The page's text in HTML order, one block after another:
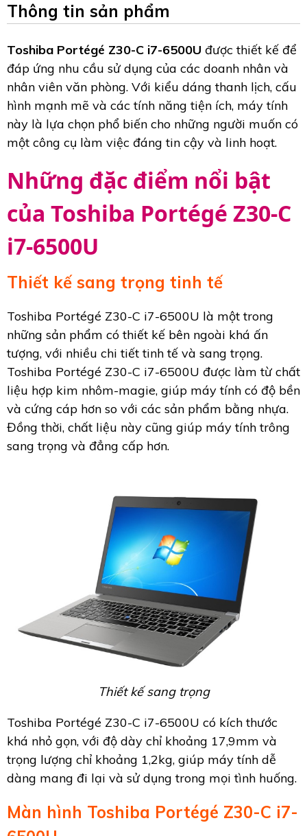
Thông tin sản phẩm
Toshiba Portégé Z30-C i7-6500U được thiết kế để
đáp ứng nhu cầu sử dụng của các doanh nhân và
nhân viên văn phòng. Với kiểu dáng thanh lịch, cấu
hình mạnh mẽ và các tính năng tiện ích, máy tính
này là lựa chọn phổ biến cho những người muốn có
một công cụ làm việc đáng tin cậy và linh hoạt.
Những đặc điểm nổi bật
của Toshiba Portégé Z30-C
i7-6500U
Thiết kế sang trọng tinh tế
Toshiba Portégé Z30-C i7-6500U là một trong
những sản phẩm có thiết kế bên ngoài khá ấn
tượng, với nhiều chi tiết tinh tế và sang trọng.
Toshiba Portégé Z30-C i7-6500U được làm từ chất
liệu hợp kim nhôm-magie, giúp máy tính có độ bền
và cứng cáp hơn so với các sản phẩm bằng nhựa.
Đồng thời, chất liệu này cũng giúp máy tính trông
sang trọng và đẳng cấp hơn.
Thiết kế sang trọng
Toshiba Portégé Z30-C i7-6500U có kích thước
khá nhỏ gọn, với độ dày chỉ khoảng 17,9mm và
trọng lượng chỉ khoảng 1,2kg, giúp máy tính dễ
dàng mang đi lại và sử dụng trong mọi tình huống.
Màn hình Toshiba Portégé Z30-C i7-